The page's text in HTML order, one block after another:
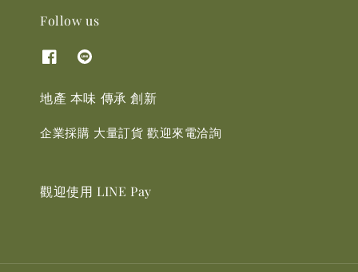
Follow us
地產 本味 傳承 創新
企業採購 大量訂貨 歡迎來電洽詢
觀迎使用 LINE Pay